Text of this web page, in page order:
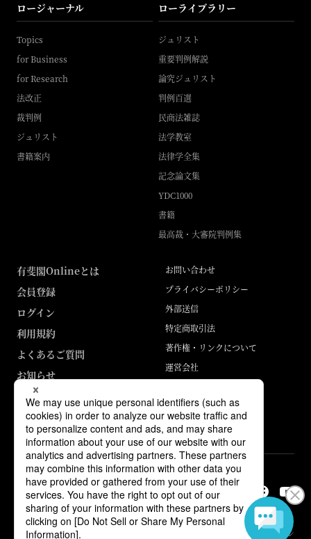
ロージャーナル
Topics
for Business
for Research
法改正
裁判例
ジュリスト
書籍案内
ローライブラリー
ジュリスト
重要判例解説
論究ジュリスト
判例百選
民商法雑誌
法学教室
法律学全集
記念論文集
YDC1000
書籍
最高裁・大審院判例集
有斐閣Onlineとは
会員登録
ログイン
利用規約
よくあるご質問
お知らせ
お問い合わせ
プライバシーポリシー
外部送信
特定商取引法
著作権・リンクについて
運営会社
ABJマークは、この電子書店・電子書籍配信サービスが、著作権者からコン